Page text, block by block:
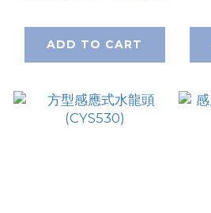
ADD TO CART